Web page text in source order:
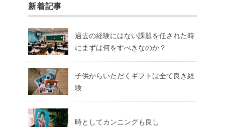
新着記事
過去の経験にはない課題を任された時
にまずは何をすべきなのか？
子供からいただくギフトは全て良き経
験
時としてカンニングも良し